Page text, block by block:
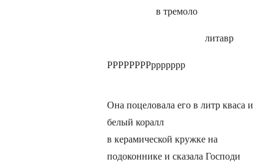
в тремоло
литавр
РРРРРРРРррррррр
Она поцеловала его в литр кваса и
белый коралл
в керамической кружке на
подоконнике и сказала Господи